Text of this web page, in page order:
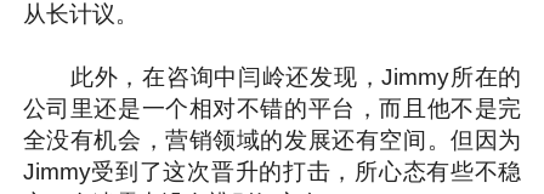
从长计议。
此外，在咨询中闫岭还发现，Jimmy所在的
公司里还是一个相对不错的平台，而且他不是完
全没有机会，营销领域的发展还有空间。但因为
Jimmy受到了这次晋升的打击，所心态有些不稳